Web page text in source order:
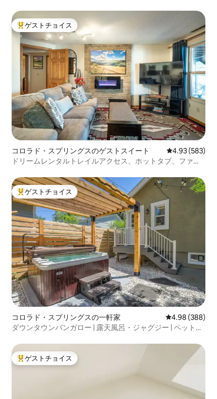
大好評のゲストチョイスです。
ゲストチョイス
コロラド・スプリングスのゲストスイート レビュー583
4.93 (583)
ドリームレンタルトレイルアクセス、ホットタブ、ファイ
大好評のゲストチョイスです。
ゲストチョイス
コロラド・スプリングスの一軒家 レビュー388
4.98 (388)
ダウンタウンバンガロー | 露天風呂・ジャグジー | ペット
大好評のゲストチョイスです。
ゲストチョイス